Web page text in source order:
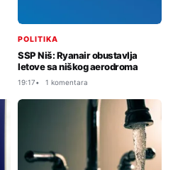
POLITIKA
SSP Niš: Ryanair obustavlja
letove sa niškog aerodroma
19:17 1 komentara